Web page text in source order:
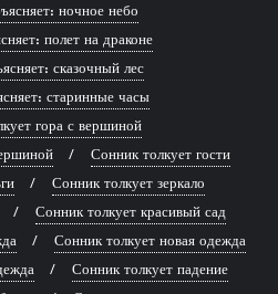
ночное небо
полет на драконе
сказочный лес
старинные часы
гора с вершиной
Сонник толкует гости
Сонник толкует зеркало
Сонник толкует красивый сад
Сонник толкует новая одежда
Сонник толкует падение